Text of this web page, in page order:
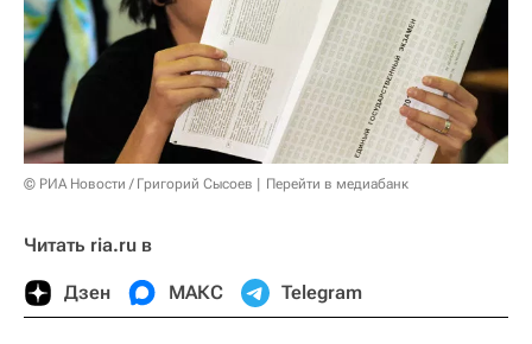
© РИА Новости / Григорий Сысоев Перейти в медиабанк
Читать ria.ru в
Дзен МАКС Telegram